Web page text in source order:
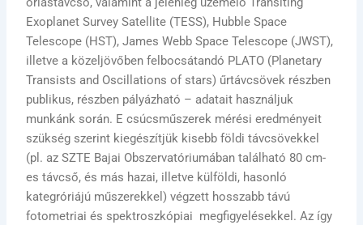
Exoplanet Survey Satellite (TESS), Hubble Space
Telescope (HST), James Webb Space Telescope (JWST),
illetve a közeljövőben felbocsátandó PLATO (Planetary
Transists and Oscillations of stars) űrtávcsövek részben
publikus, részben pályázható – adatait használjuk
munkánk során. E csúcsműszerek mérési eredményeit
szükség szerint kiegészítjük kisebb földi távcsövekkel
(pl. az SZTE Bajai Obszervatóriumában található 80 cm-
es távcső, és más hazai, illetve külföldi, hasonló
kategróriájú műszerekkel) végzett hosszabb távú
fotometriai és spektroszkópiai megfigyelésekkel. Az így